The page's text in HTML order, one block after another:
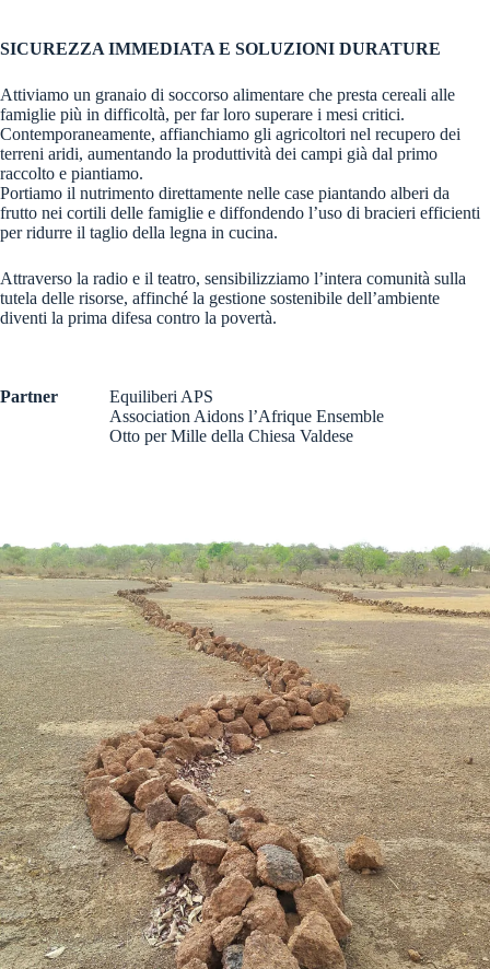
SICUREZZA IMMEDIATA E SOLUZIONI DURATURE
Attiviamo un granaio di soccorso alimentare che presta cereali alle
famiglie più in difficoltà, per far loro superare i mesi critici.
Contemporaneamente, affianchiamo gli agricoltori nel recupero dei
terreni aridi, aumentando la produttività dei campi già dal primo
raccolto e piantiamo.
Portiamo il nutrimento direttamente nelle case piantando alberi da
frutto nei cortili delle famiglie e diffondendo l’uso di bracieri efficienti
per ridurre il taglio della legna in cucina.
Attraverso la radio e il teatro, sensibilizziamo l’intera comunità sulla
tutela delle risorse, affinché la gestione sostenibile dell’ambiente
diventi la prima difesa contro la povertà.
Partner
Equiliberi APS
Association Aidons l’Afrique Ensemble
Otto per Mille della Chiesa Valdese